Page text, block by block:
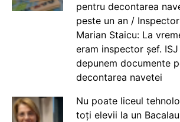
pentru decontarea
peste un an /
Marian Staicu: La
eram inspector șef.
depunem documente
decontarea navetei
Nu poate liceul
toți elevii la un